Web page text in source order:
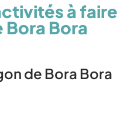
à faire
Bora Bora
de Bora Bora